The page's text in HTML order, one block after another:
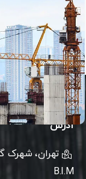
آدرس
B.I.M